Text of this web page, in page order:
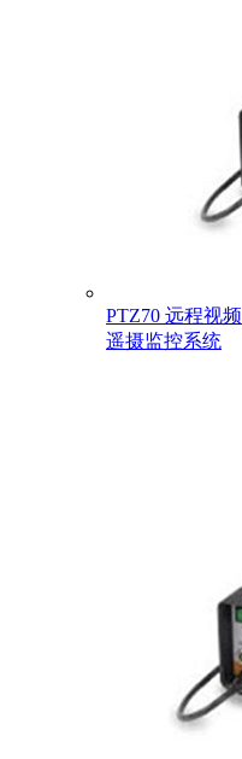
PTZ70 远程视频
遥摄监控系统